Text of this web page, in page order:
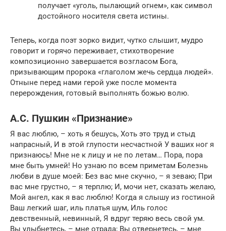
получает «уголь, пылающий огнем», как символ
достойного носителя света истины.
Теперь, когда поэт зорко видит, чутко слышит, мудро
говорит и горячо переживает, стихотворение
композиционно завершается возгласом Бога,
призывающим пророка «глаголом жечь сердца людей».
Отныне перед нами герой уже после момента
перерождения, готовый выполнять божью волю.
А.С. Пушкин «Признание»
Я вас люблю, – хоть я бешусь, Хоть это труд и стыд
напрасный, И в этой глупости несчастной У ваших ног я
признаюсь! Мне не к лицу и не по летам… Пора, пора
мне быть умней! Но узнаю по всем приметам Болезнь
любви в душе моей: Без вас мне скучно, – я зеваю; При
вас мне грустно, – я терплю; И, мочи нет, сказать желаю,
Мой ангел, как я вас люблю! Когда я слышу из гостиной
Ваш легкий шаг, иль платья шум, Иль голос
девственный, невинный, Я вдруг теряю весь свой ум.
Вы улыбнетесь, – мне отрада; Вы отвернетесь, – мне